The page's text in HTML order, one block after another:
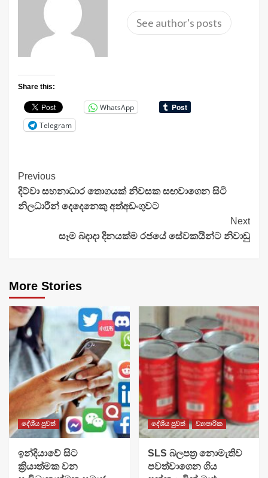
See author's posts
Share this:
WhatsApp
Telegram
Continue
Reading
Previous
දිට්වා සහනාධාර තොගයක් නිවසක සඟවාගෙන සිටි
නිලධාරීන් දෙදෙනෙකු අත්අඩංගුවට
Next
සෑම බදාදා දිනයක්ම රජයේ සේවකයින්ට නිවාඩු
More Stories
දේශීය පුවත්
​ඉන්දියාවේ සිට
ක්‍රියාත්මක වන
දේශීය පුවත් ව්‍යාපාරික
SLS බලපත්‍ර නොමැතිව
පවත්වාගෙන ගිය